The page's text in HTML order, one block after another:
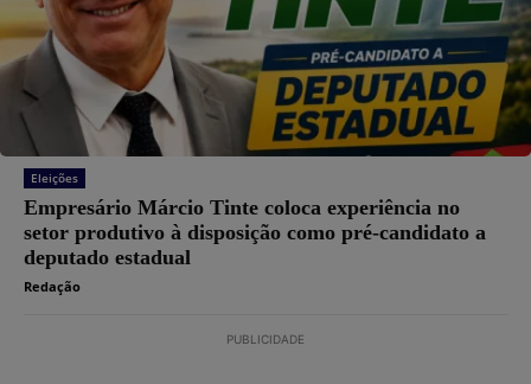
Eleições
Empresário Márcio Tinte coloca experiência no
setor produtivo à disposição como pré-candidato a
deputado estadual
Redação
PUBLICIDADE